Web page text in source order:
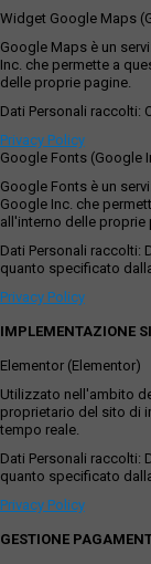
Widget Google Maps
Google Maps è un
Inc. che permette a
delle proprie pagine.
Dati Personali raccolti:
Privacy Policy
Google Fonts (Google
Google Fonts è un
Google Inc. che
all'interno delle proprie
Dati Personali raccolti:
quanto specificato
Privacy Policy
IMPLEMENTAZIONE
Elementor (Elementor)
Utilizzato nell'ambito
proprietario del sito di
tempo reale.
Dati Personali raccolti:
quanto specificato
Privacy Policy
GESTIONE